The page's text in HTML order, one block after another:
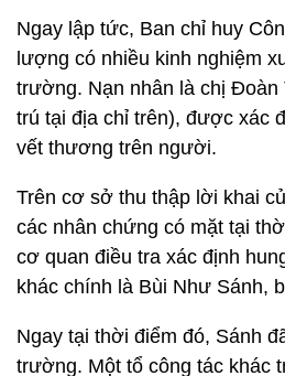
Ngay lập tức, Ban chỉ huy
lượng có nhiều kinh nghiệm
trường. Nạn nhân là chị Đoàn
trú tại địa chỉ trên), được xác
vết thương trên người.
Trên cơ sở thu thập lời khai
các nhân chứng có mặt tại
cơ quan điều tra xác định
khác chính là Bùi Như Sánh,
Ngay tại thời điểm đó, Sánh
trường. Một tổ công tác khác